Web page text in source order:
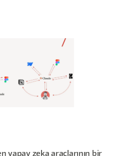
yapay zeka araçlarının bir